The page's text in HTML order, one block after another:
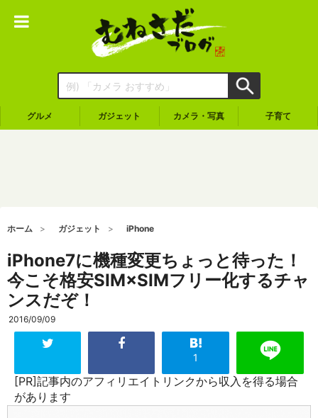
グルメ ガジェット カメラ・写真 子育て
ホーム ガジェット iPhone
iPhone7に機種変更ちょっと待った！
今こそ格安SIM×SIMフリー化するチャ
ンスだぞ！
2016/09/09
1
[PR]記事内のアフィリエイトリンクから収入を得る場合
があります